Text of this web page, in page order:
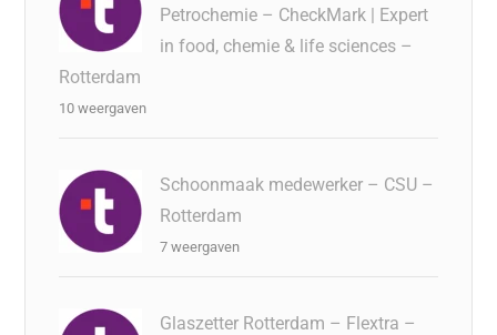
Petrochemie – CheckMark | Expert
in food, chemie & life sciences –
Rotterdam
10 weergaven
Schoonmaak medewerker – CSU –
Rotterdam
7 weergaven
Glaszetter Rotterdam – Flextra –